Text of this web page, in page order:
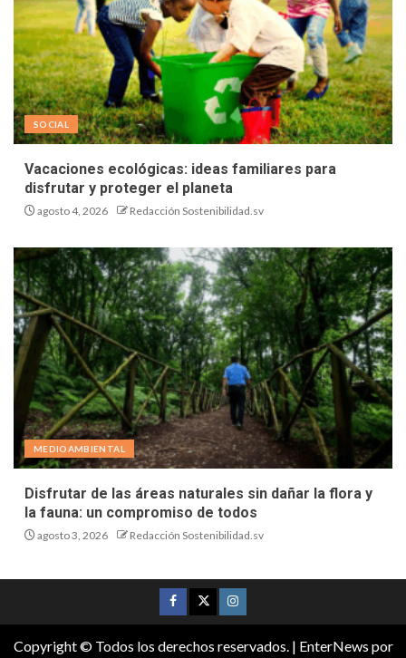
SOCIAL
Vacaciones ecológicas: ideas familiares para
disfrutar y proteger el planeta
agosto 4, 2026 Redacción Sostenibilidad.sv
MEDIOAMBIENTAL
Disfrutar de las áreas naturales sin dañar la flora y
la fauna: un compromiso de todos
agosto 3, 2026 Redacción Sostenibilidad.sv
Copyright © Todos los derechos reservados. | EnterNews por